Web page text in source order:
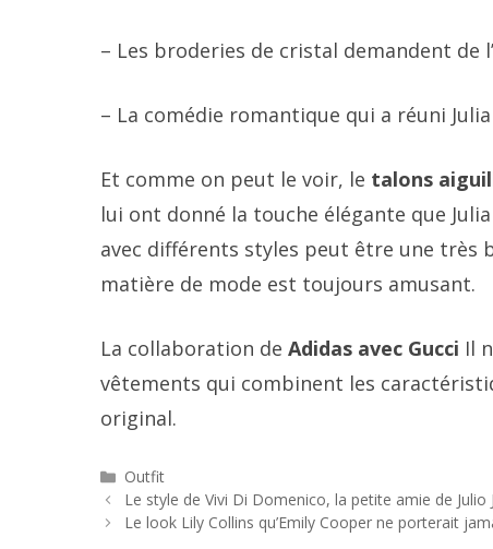
– Les broderies de cristal demandent de
– La comédie romantique qui a réuni
Et comme on peut le voir, le talons
lui ont donné la touche élégante que
avec différents styles peut être une très
matière de mode est toujours amusant.
La collaboration de Adidas avec Gucci Il
vêtements qui combinent les
original.
Catégories
Outfit
Navigation
des
Le style de Vivi Di Domenico, la petite amie de Julio
Le look Lily Collins qu’Emily Cooper ne porterait